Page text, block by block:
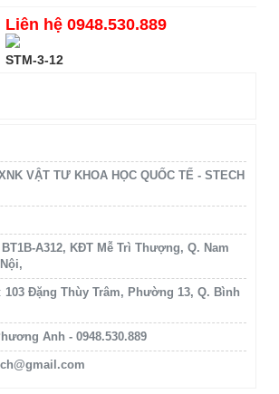
Liên hệ 0948.530.889
STM-3-12
VẬT TƯ KHOA HỌC QUỐC TẾ - STECH
BT1B-A312, KĐT Mễ Trì Thượng, Q. Nam
103 Đặng Thùy Trâm, Phường 13, Q. Bình
Anh - 0948.530.889